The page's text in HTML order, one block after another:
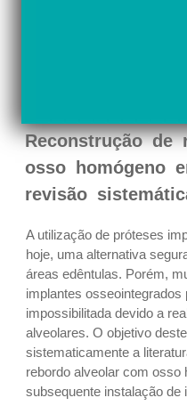
Reconstrução de
osso homógeno
revisão
A utilização de próteses
hoje, uma alternativa
áreas edêntulas. Porém,
implantes
impossibilitada devido a
alveolares. O objetivo
sistematicamente a
rebordo alveolar com osso
subsequente instalação de